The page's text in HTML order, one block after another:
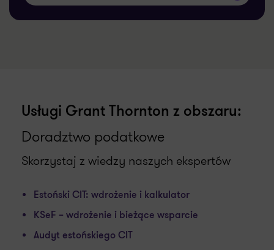
Usługi Grant Thornton z obszaru:
Doradztwo podatkowe
Skorzystaj z wiedzy naszych ekspertów
Estoński CIT: wdrożenie i kalkulator
KSeF – wdrożenie i bieżące wsparcie
Audyt estońskiego CIT